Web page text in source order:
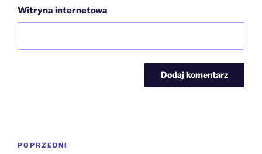
Witryna internetowa
Nawigacja
Poprzedni
POPRZEDNI